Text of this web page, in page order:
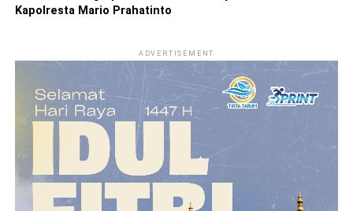
Kapolresta Mario Prahatinto
ADVERTISEMENT